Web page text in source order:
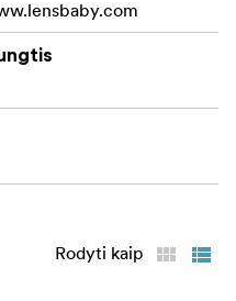
and flare
Rodyti kaip